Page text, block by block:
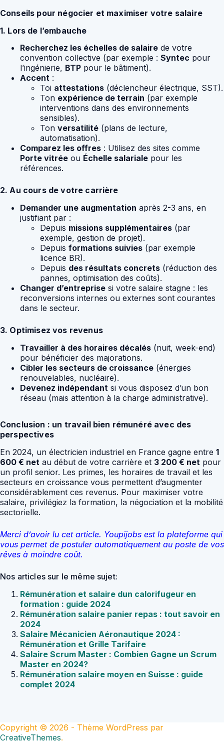
Conseils pour négocier et maximiser votre salaire
1. Lors de l’embauche
Recherchez les échelles de salaire de votre
convention collective (par exemple : Syntec pour
l’ingénierie, BTP pour le bâtiment).
Accent :
Toi attestations (déclencheur électrique, SST).
Ton expérience de terrain (par exemple
interventions dans des environnements
sensibles).
Ton versatilité (plans de lecture,
automatisation).
Comparez les offres : Utilisez des sites comme
Porte vitrée ou Échelle salariale pour les
références.
2. Au cours de votre carrière
Demander une augmentation après 2-3 ans, en
justifiant par :
Depuis missions supplémentaires (par
exemple, gestion de projet).
Depuis formations suivies (par exemple
licence BR).
Depuis des résultats concrets (réduction des
pannes, optimisation des coûts).
Changer d’entreprise si votre salaire stagne : les
reconversions internes ou externes sont courantes
dans le secteur.
3. Optimisez vos revenus
Travailler à des horaires décalés (nuit, week-end)
pour bénéficier des majorations.
Cibler les secteurs de croissance (énergies
renouvelables, nucléaire).
Devenez indépendant si vous disposez d’un bon
réseau (mais attention à la charge administrative).
Conclusion : un travail bien rémunéré avec des
perspectives
En 2024, un électricien industriel en France gagne entre 1
600 € net au début de votre carrière et 3 200 € net pour
un profil senior. Les primes, les horaires de travail et les
secteurs en croissance vous permettent d’augmenter
considérablement ces revenus. Pour maximiser votre
salaire, privilégiez la formation, la négociation et la mobilité
sectorielle.
Merci d’avoir lu cet article. Youpijobs est la plateforme qui
vous permet de postuler automatiquement au poste de vos
rêves à moindre coût.
Nos articles sur le même sujet:
Rémunération et salaire dun calorifugeur en
formation : guide 2024
Rémunération salaire panier repas : tout savoir en
2024
Salaire Mécanicien Aéronautique 2024 :
Rémunération et Grille Tarifaire
Salaire Scrum Master : Combien Gagne un Scrum
Master en 2024?
Rémunération salaire moyen en Suisse : guide
complet 2024
Copyright © 2026 - Thème WordPress par
CreativeThemes.